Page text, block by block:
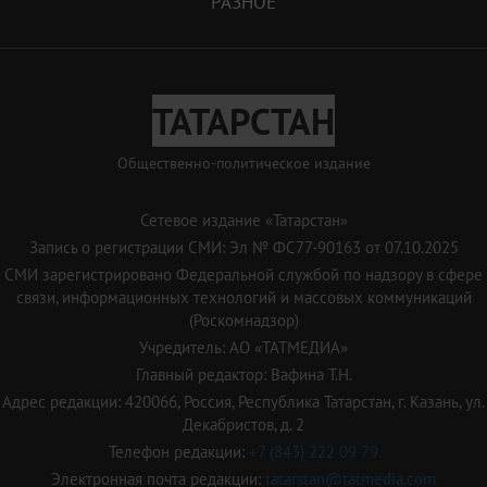
ТАТАРСТАН
Общественно-политическое издание
Сетевое издание «Татарстан»
Запись о регистрации СМИ: Эл № ФС77-90163 от 07.10.2025
СМИ зарегистрировано Федеральной службой по надзору в сфере
связи, информационных технологий и массовых коммуникаций
(Роскомнадзор)
Учредитель: АО «ТАТМЕДИА»
Главный редактор: Вафина Т.Н.
Адрес редакции: 420066, Россия, Республика Татарстан, г. Казань, ул.
Декабристов, д. 2
Телефон редакции: +7 (843) 222 09 79
Электронная почта редакции: tatarstan@tatmedia.com